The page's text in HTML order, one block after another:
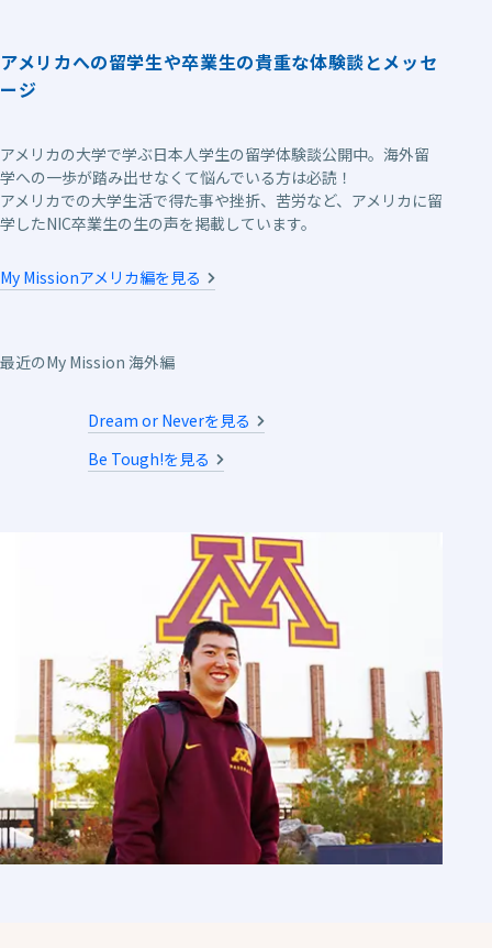
アメリカへの留学生や卒業生の貴重な体験談とメッセ
ージ
アメリカの大学で学ぶ日本人学生の留学体験談公開中。海外留
学への一歩が踏み出せなくて悩んでいる方は必読！
アメリカでの大学生活で得た事や挫折、苦労など、アメリカに留
学したNIC卒業生の生の声を掲載しています。
My Missionアメリカ編を見る
最近のMy Mission 海外編
Dream or Neverを見る
Be Tough!を見る